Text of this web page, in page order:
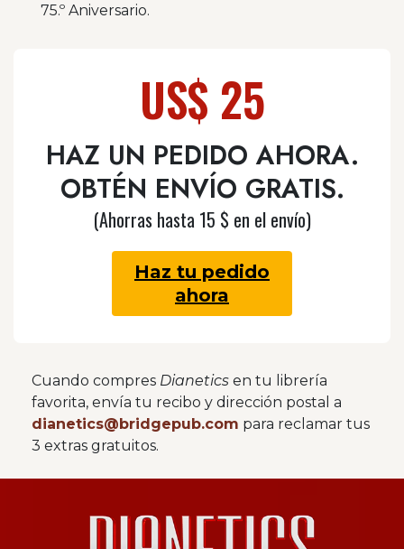
75.º Aniversario.
US$ 25
HAZ UN PEDIDO AHORA.
OBTÉN ENVÍO GRATIS.
(Ahorras hasta 15 $ en el envío)
Haz tu pedido
ahora
Cuando compres Dianetics en tu librería
favorita, envía tu recibo y dirección postal a
dianetics@bridgepub.com para reclamar tus
3 extras gratuitos.